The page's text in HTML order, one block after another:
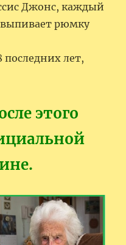
Джонс, каждый
выпивает рюмку
лет,
этого